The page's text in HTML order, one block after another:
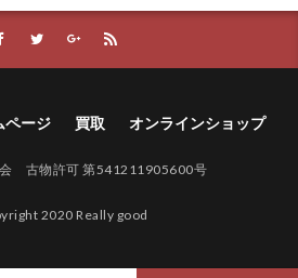
ページ 買取 オンラインショップ
古物許可 第541211905600号
2020 Really good